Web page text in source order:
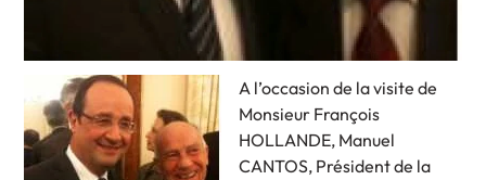
A l’occasion de la visite de
Monsieur François
HOLLANDE, Manuel
CANTOS, Président de la